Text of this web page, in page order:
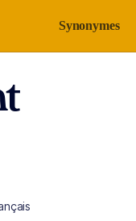
Synonymes